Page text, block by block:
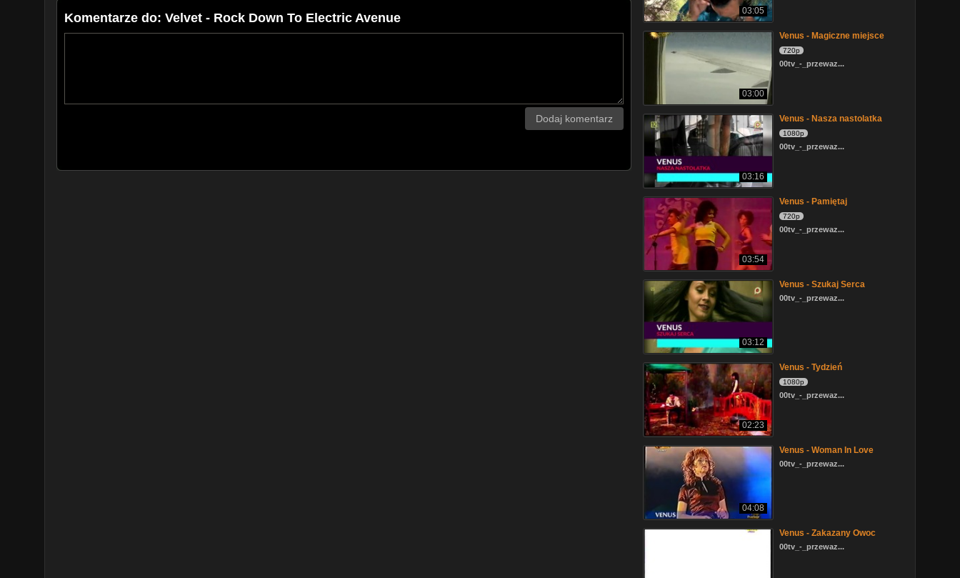
Komentarze do: Velvet - Rock Down To Electric Avenue
Dodaj komentarz
03:05
03:00
Venus - Magiczne miejsce
720p
00tv_-_przewaz...
03:16
Venus - Nasza nastolatka
1080p
00tv_-_przewaz...
03:54
Venus - Pamiętaj
720p
00tv_-_przewaz...
03:12
Venus - Szukaj Serca
00tv_-_przewaz...
02:23
Venus - Tydzień
1080p
00tv_-_przewaz...
04:08
Venus - Woman In Love
00tv_-_przewaz...
Venus - Zakazany Owoc
00tv_-_przewaz...